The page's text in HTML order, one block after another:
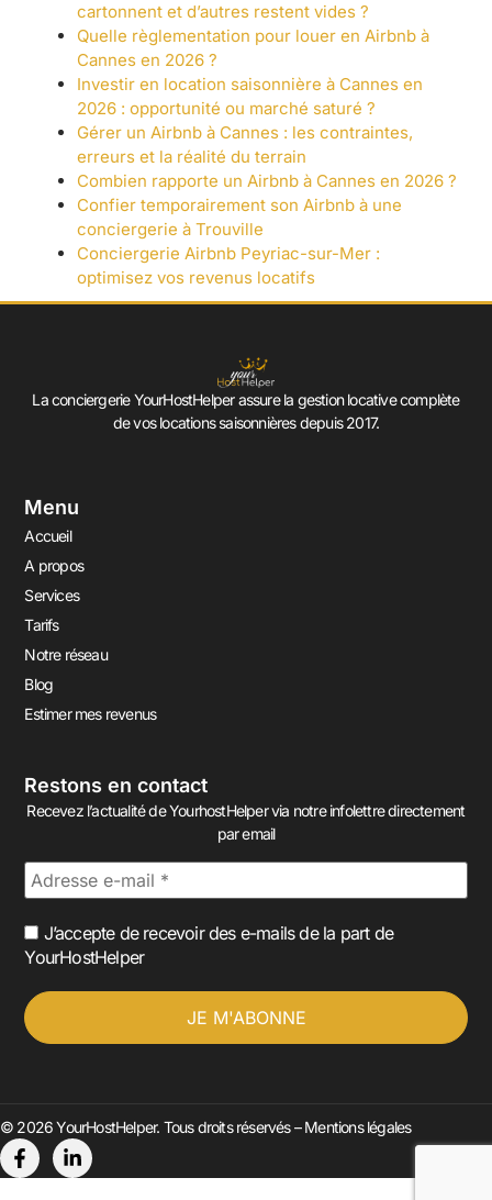
cartonnent et d’autres restent vides ?
Quelle règlementation pour louer en Airbnb à
Cannes en 2026 ?
Investir en location saisonnière à Cannes en
2026 : opportunité ou marché saturé ?
Gérer un Airbnb à Cannes : les contraintes,
erreurs et la réalité du terrain
Combien rapporte un Airbnb à Cannes en 2026 ?
Confier temporairement son Airbnb à une
conciergerie à Trouville
Conciergerie Airbnb Peyriac-sur-Mer :
optimisez vos revenus locatifs
La conciergerie YourHostHelper assure la gestion locative complète
de vos locations saisonnières depuis 2017.
Menu
Accueil
A propos
Services
Tarifs
Notre réseau
Blog
Estimer mes revenus
Restons en contact
Recevez l’actualité de YourhostHelper via notre infolettre directement
par email
J’accepte de recevoir des e-mails de la part de
YourHostHelper
© 2026 YourHostHelper. Tous droits réservés –Mentions légales